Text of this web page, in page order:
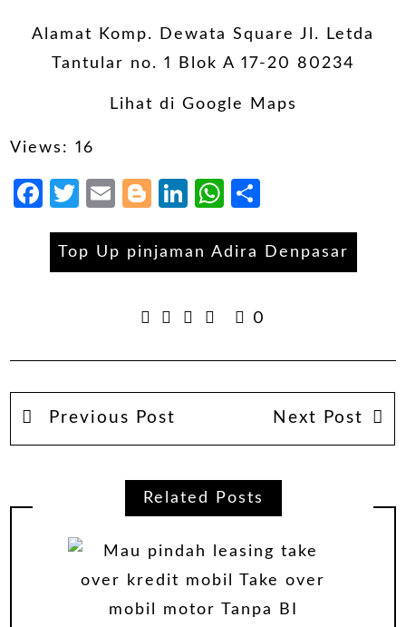
Alamat Komp. Dewata Square Jl. Letda
Tantular no. 1 Blok A 17-20 80234
Lihat di Google Maps
Views: 16
Facebook
Twitter
EmailBlogger
LinkedIn
WhatsApp
Top Up pinjaman Adira Denpasar
0
Previous Post Next Post
Related Posts